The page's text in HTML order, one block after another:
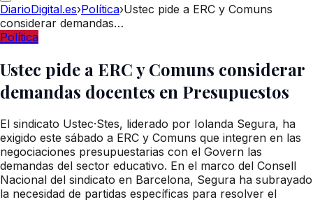
DiarioDigital.es›Política›Ustec pide a ERC y Comuns
considerar demandas…
Política
Ustec pide a ERC y Comuns considerar
demandas docentes en Presupuestos
El sindicato Ustec·Stes, liderado por Iolanda Segura, ha
exigido este sábado a ERC y Comuns que integren en las
negociaciones presupuestarias con el Govern las
demandas del sector educativo. En el marco del Consell
Nacional del sindicato en Barcelona, Segura ha subrayado
la necesidad de partidas específicas para resolver el